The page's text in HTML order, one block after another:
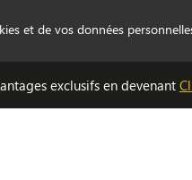
et de vos données
exclusifs en devenant